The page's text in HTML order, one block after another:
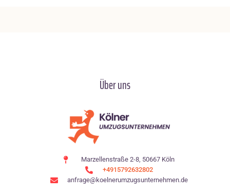
Über uns
Marzellenstraße 2-8, 50667 Köln
+4915792632802
anfrage@koelnerumzugsunternehmen.de